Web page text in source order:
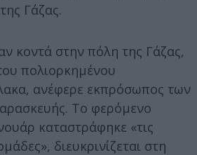
Γάζας.
κοντά στην πόλη της Γάζας,
πολιορκημένου
ανέφερε εκπρόσωπος των
Το φερόμενο
καταστράφηκε «τις
διευκρινίζεται στη